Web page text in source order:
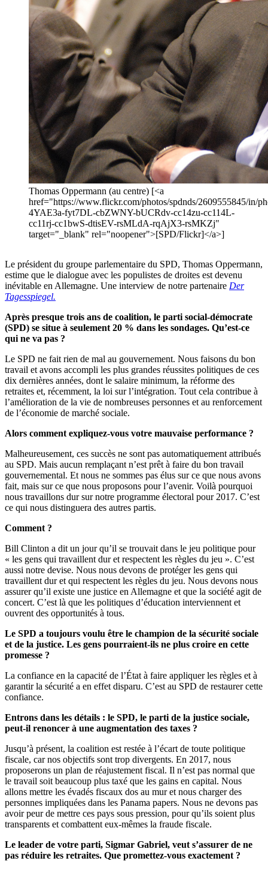
Thomas Oppermann (au centre) [<a
href="https://www.flickr.com/photos/spdnds/2609555845/in/
4YAE3a-fyt7DL-cbZWNY-bUCRdv-cc14zu-cc114L-
cc11rj-cc1bwS-dtisEV-rsMLdA-rqAjX3-rsMKZj"
target="_blank" rel="noopener">[SPD/Flickr]</a>]
Le président du groupe parlementaire du SPD, Thomas Oppermann,
estime que le dialogue avec les populistes de droites est devenu
inévitable en Allemagne. Une interview de notre partenaire Der
Tagesspiegel.
Après presque trois ans de coalition, le parti social-démocrate
(SPD) se situe à seulement 20 % dans les sondages. Qu’est-ce
qui ne va pas ?
Le SPD ne fait rien de mal au gouvernement. Nous faisons du bon
travail et avons accompli les plus grandes réussites politiques de ces
dix dernières années, dont le salaire minimum, la réforme des
retraites et, récemment, la loi sur l’intégration. Tout cela contribue à
l’amélioration de la vie de nombreuses personnes et au renforcement
de l’économie de marché sociale.
Alors comment expliquez-vous votre mauvaise performance ?
Malheureusement, ces succès ne sont pas automatiquement attribués
au SPD. Mais aucun remplaçant n’est prêt à faire du bon travail
gouvernemental. Et nous ne sommes pas élus sur ce que nous avons
fait, mais sur ce que nous proposons pour l’avenir. Voilà pourquoi
nous travaillons dur sur notre programme électoral pour 2017. C’est
ce qui nous distinguera des autres partis.
Comment ?
Bill Clinton a dit un jour qu’il se trouvait dans le jeu politique pour
« les gens qui travaillent dur et respectent les règles du jeu ». C’est
aussi notre devise. Nous nous devons de protéger les gens qui
travaillent dur et qui respectent les règles du jeu. Nous devons nous
assurer qu’il existe une justice en Allemagne et que la société agit de
concert. C’est là que les politiques d’éducation interviennent et
ouvrent des opportunités à tous.
Le SPD a toujours voulu être le champion de la sécurité sociale
et de la justice. Les gens pourraient-ils ne plus croire en cette
promesse ?
La confiance en la capacité de l’État à faire appliquer les règles et à
garantir la sécurité a en effet disparu. C’est au SPD de restaurer cette
confiance.
Entrons dans les détails : le SPD, le parti de la justice sociale,
peut-il renoncer à une augmentation des taxes ?
Jusqu’à présent, la coalition est restée à l’écart de toute politique
fiscale, car nos objectifs sont trop divergents. En 2017, nous
proposerons un plan de réajustement fiscal. Il n’est pas normal que
le travail soit beaucoup plus taxé que les gains en capital. Nous
allons mettre les évadés fiscaux dos au mur et nous charger des
personnes impliquées dans les Panama papers. Nous ne devons pas
avoir peur de mettre ces pays sous pression, pour qu’ils soient plus
transparents et combattent eux-mêmes la fraude fiscale.
Le leader de votre parti, Sigmar Gabriel, veut s’assurer de ne
pas réduire les retraites. Que promettez-vous exactement ?